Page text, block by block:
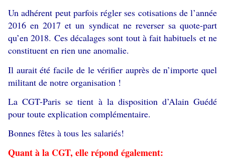
Un adhérent peut parfois régler ses cotisations de l’année
2016 en 2017 et un syndicat ne reverser sa quote-part
qu’en 2018. Ces décalages sont tout à fait habituels et ne
constituent en rien une anomalie.
Il aurait été facile de le vérifier auprès de n’importe quel
militant de notre organisation !
La CGT-Paris se tient à la disposition d’Alain Guédé
pour toute explication complémentaire.
Bonnes fêtes à tous les salariés!
Quant à la CGT, elle répond également: